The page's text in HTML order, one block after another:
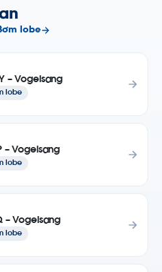
lobe
– Vogelsang
lobe
– Vogelsang
lobe
– Vogelsang
lobe